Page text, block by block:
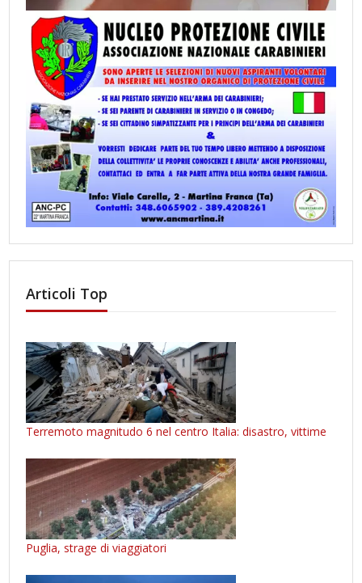
Articoli Top
Terremoto magnitudo 6 nel centro Italia: disastro, vittime
Puglia, strage di viaggiatori